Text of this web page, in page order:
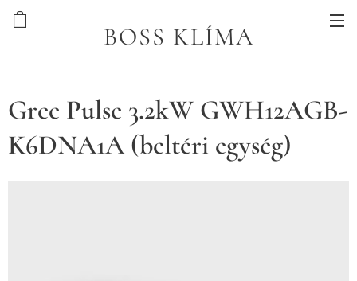
BOSS KLÍMA
Gree Pulse 3.2kW GWH12AGB-
K6DNA1A (beltéri egység)